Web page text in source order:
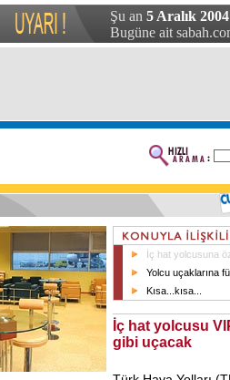
Şu an 5 Aralık
Bugüne ait
İç hat yolcusuna
Yolcu uçaklarına
Kısa...kısa...
İç hat yolcusu
gibi uçacak